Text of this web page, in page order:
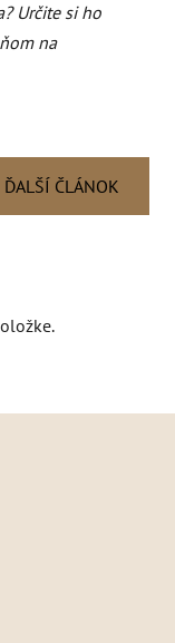
Určite si ho
na
ĎALŠÍ ČLÁNOK